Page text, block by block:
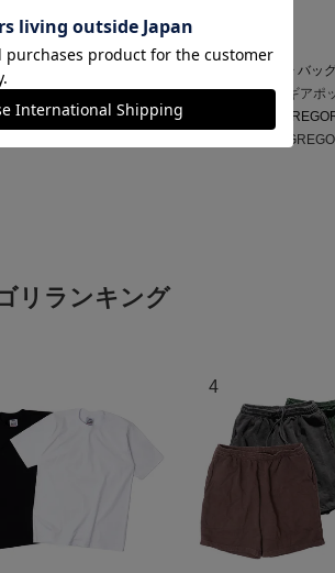
この商品が属するカテゴリ
HOME バッ
グレゴリー GREGORY アルパカギアポ
HOME
ブランドから選ぶ
グレゴリー
リランキング